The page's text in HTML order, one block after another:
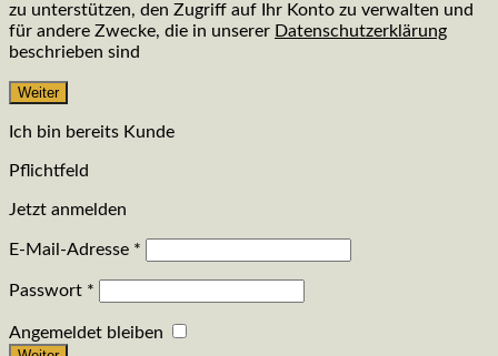
zu unterstützen, den Zugriff auf Ihr Konto zu verwalten und
für andere Zwecke, die in unserer Datenschutzerklärung
beschrieben sind
Weiter
Ich bin bereits Kunde
Pflichtfeld
Jetzt anmelden
E-Mail-Adresse *
Passwort *
Angemeldet bleiben